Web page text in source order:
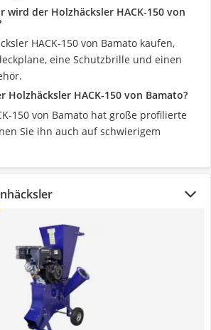
wird der Holzhäcksler HACK-150 von
HACK-150 von Bamato kaufen,
eine Schutzbrille und einen
Holzhäcksler HACK-150 von Bamato?
150 von Bamato hat große profilierte
Sie ihn auch auf schwierigem